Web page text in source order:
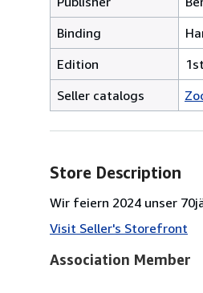
Binding
Edition
Seller catalogs
Store Description
Wir feiern 2024 unser
Visit Seller's Storefront
Association Member